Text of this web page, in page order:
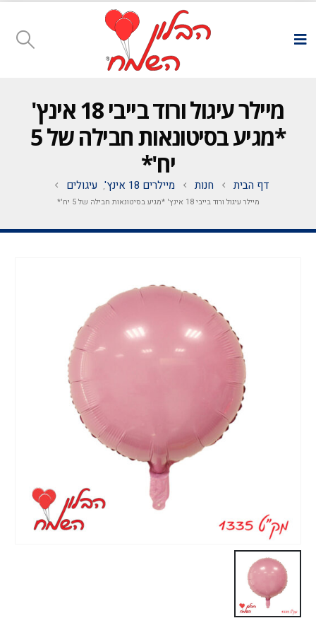
מיילר עיגול ורוד בייבי 18 אינץ'
*מגיע בסיטונאות חבילה של 5
יח'*
דף הבית חנות מיילרים 18 אינץ' , עיגולים
מיילר עיגול ורוד בייבי 18 אינץ' *מגיע בסיטונאות חבילה של 5 יח'*